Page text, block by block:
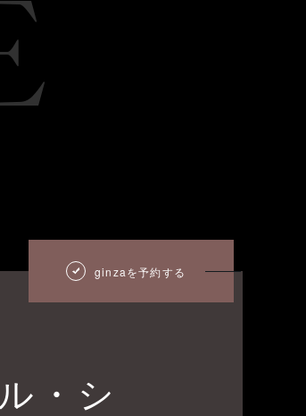
ginzaを予約する
・シ